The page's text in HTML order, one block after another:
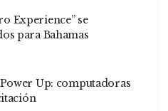
Experience” se
para Bahamas
Up: computadoras